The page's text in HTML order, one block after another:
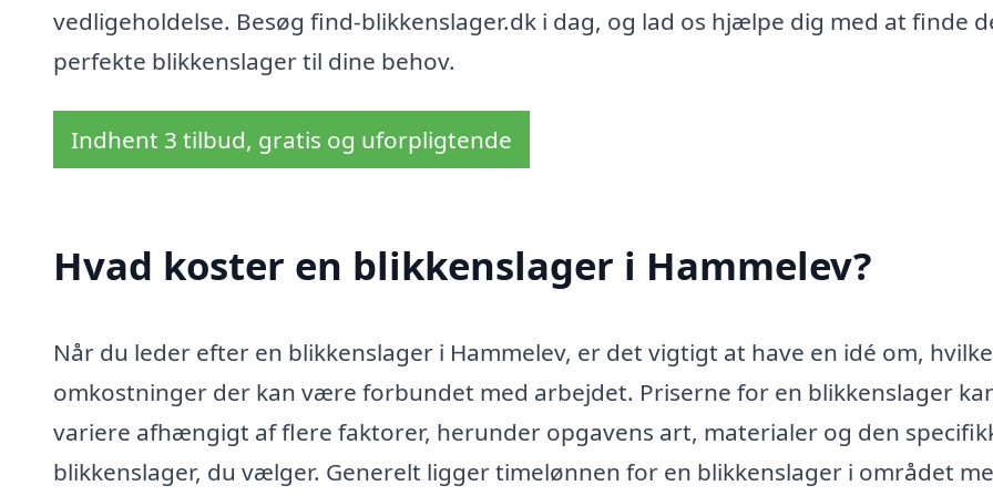
vedligeholdelse. Besøg find-blikkenslager.dk i dag, og lad os hjælpe dig med at finde
perfekte blikkenslager til dine behov.
Indhent 3 tilbud, gratis og uforpligtende
Hvad koster en blikkenslager i Hammelev?
Når du leder efter en blikkenslager i Hammelev, er det vigtigt at have en idé om, hvilke
omkostninger der kan være forbundet med arbejdet. Priserne for en blikkenslager
variere afhængigt af flere faktorer, herunder opgavens art, materialer og den
blikkenslager, du vælger. Generelt ligger timelønnen for en blikkenslager i området